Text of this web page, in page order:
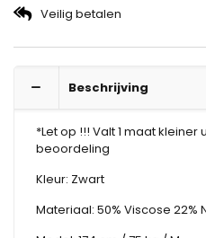
Veilig betalen
Beschrijving
*Let op !!! Valt 1 maat kleiner
beoordeling
Kleur: Zwart
Materiaal: 50% Viscose 22%